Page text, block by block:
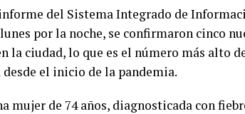
del Sistema Integrado de
por la noche, se confirmaron cinco
la ciudad, lo que es el número más alto
el inicio de la pandemia.
mujer de 74 años, diagnosticada con